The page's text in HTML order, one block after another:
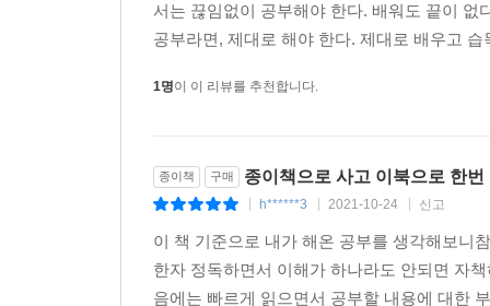
서는 끊임없이 공부해야 한다. 배워도 끝이
공부라면, 제대로 해야 한다. 제대로 배우고
1명이 이 리뷰를 추천합니다.
종이책 구매 종이책으로 사고 이북으로 한번
h******3 2021-10-24 신고
이 책 기준으로 내가 해온 공부를 생각해보니
한자 정독하면서 이해가 하나라도 안되면 자
음에는 빠르게 읽으면서 공부할 내용에 대한